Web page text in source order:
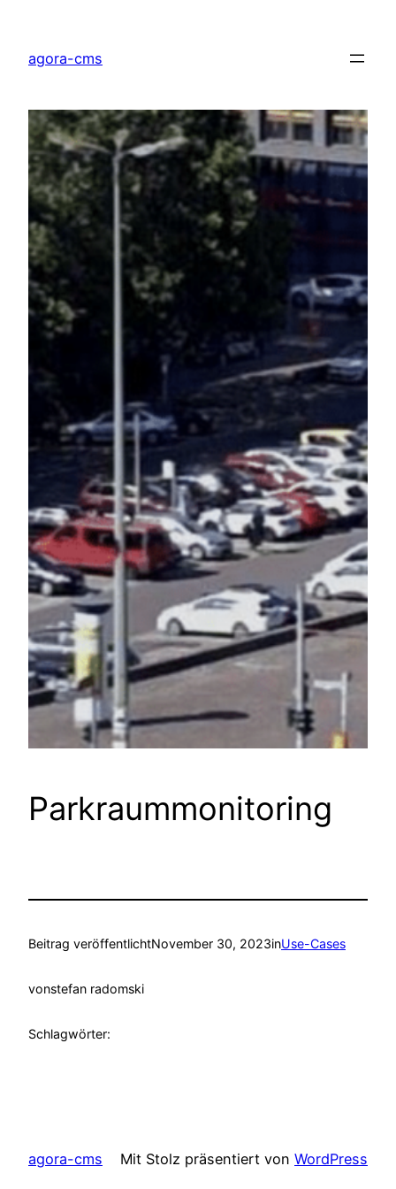
Inhaltagora-cms
Parkraummonitoring
Beitrag veröffentlichtNovember 30, 2023inUse-Cases
vonstefan radomski
Schlagwörter:
agora-cms Mit Stolz präsentiert von WordPress